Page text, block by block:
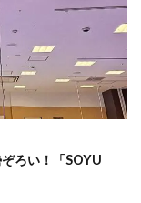
ろい！「SOYU